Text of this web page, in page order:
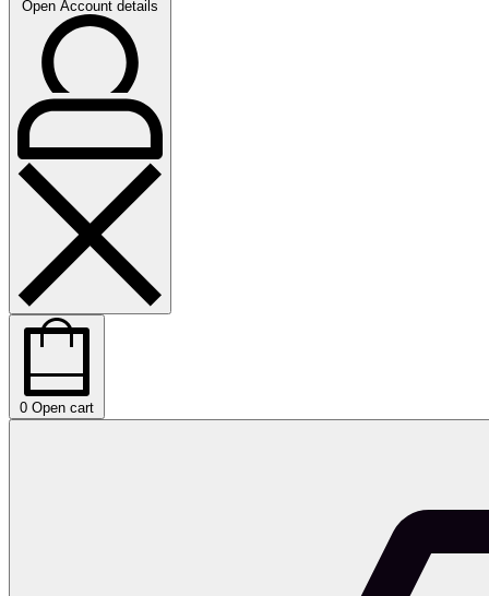
Open Account details
0 Open cart